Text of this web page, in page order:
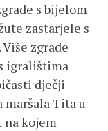
s bijelom
zastarjele s
zgrade
igralištima
dječji
Tita u
na kojem